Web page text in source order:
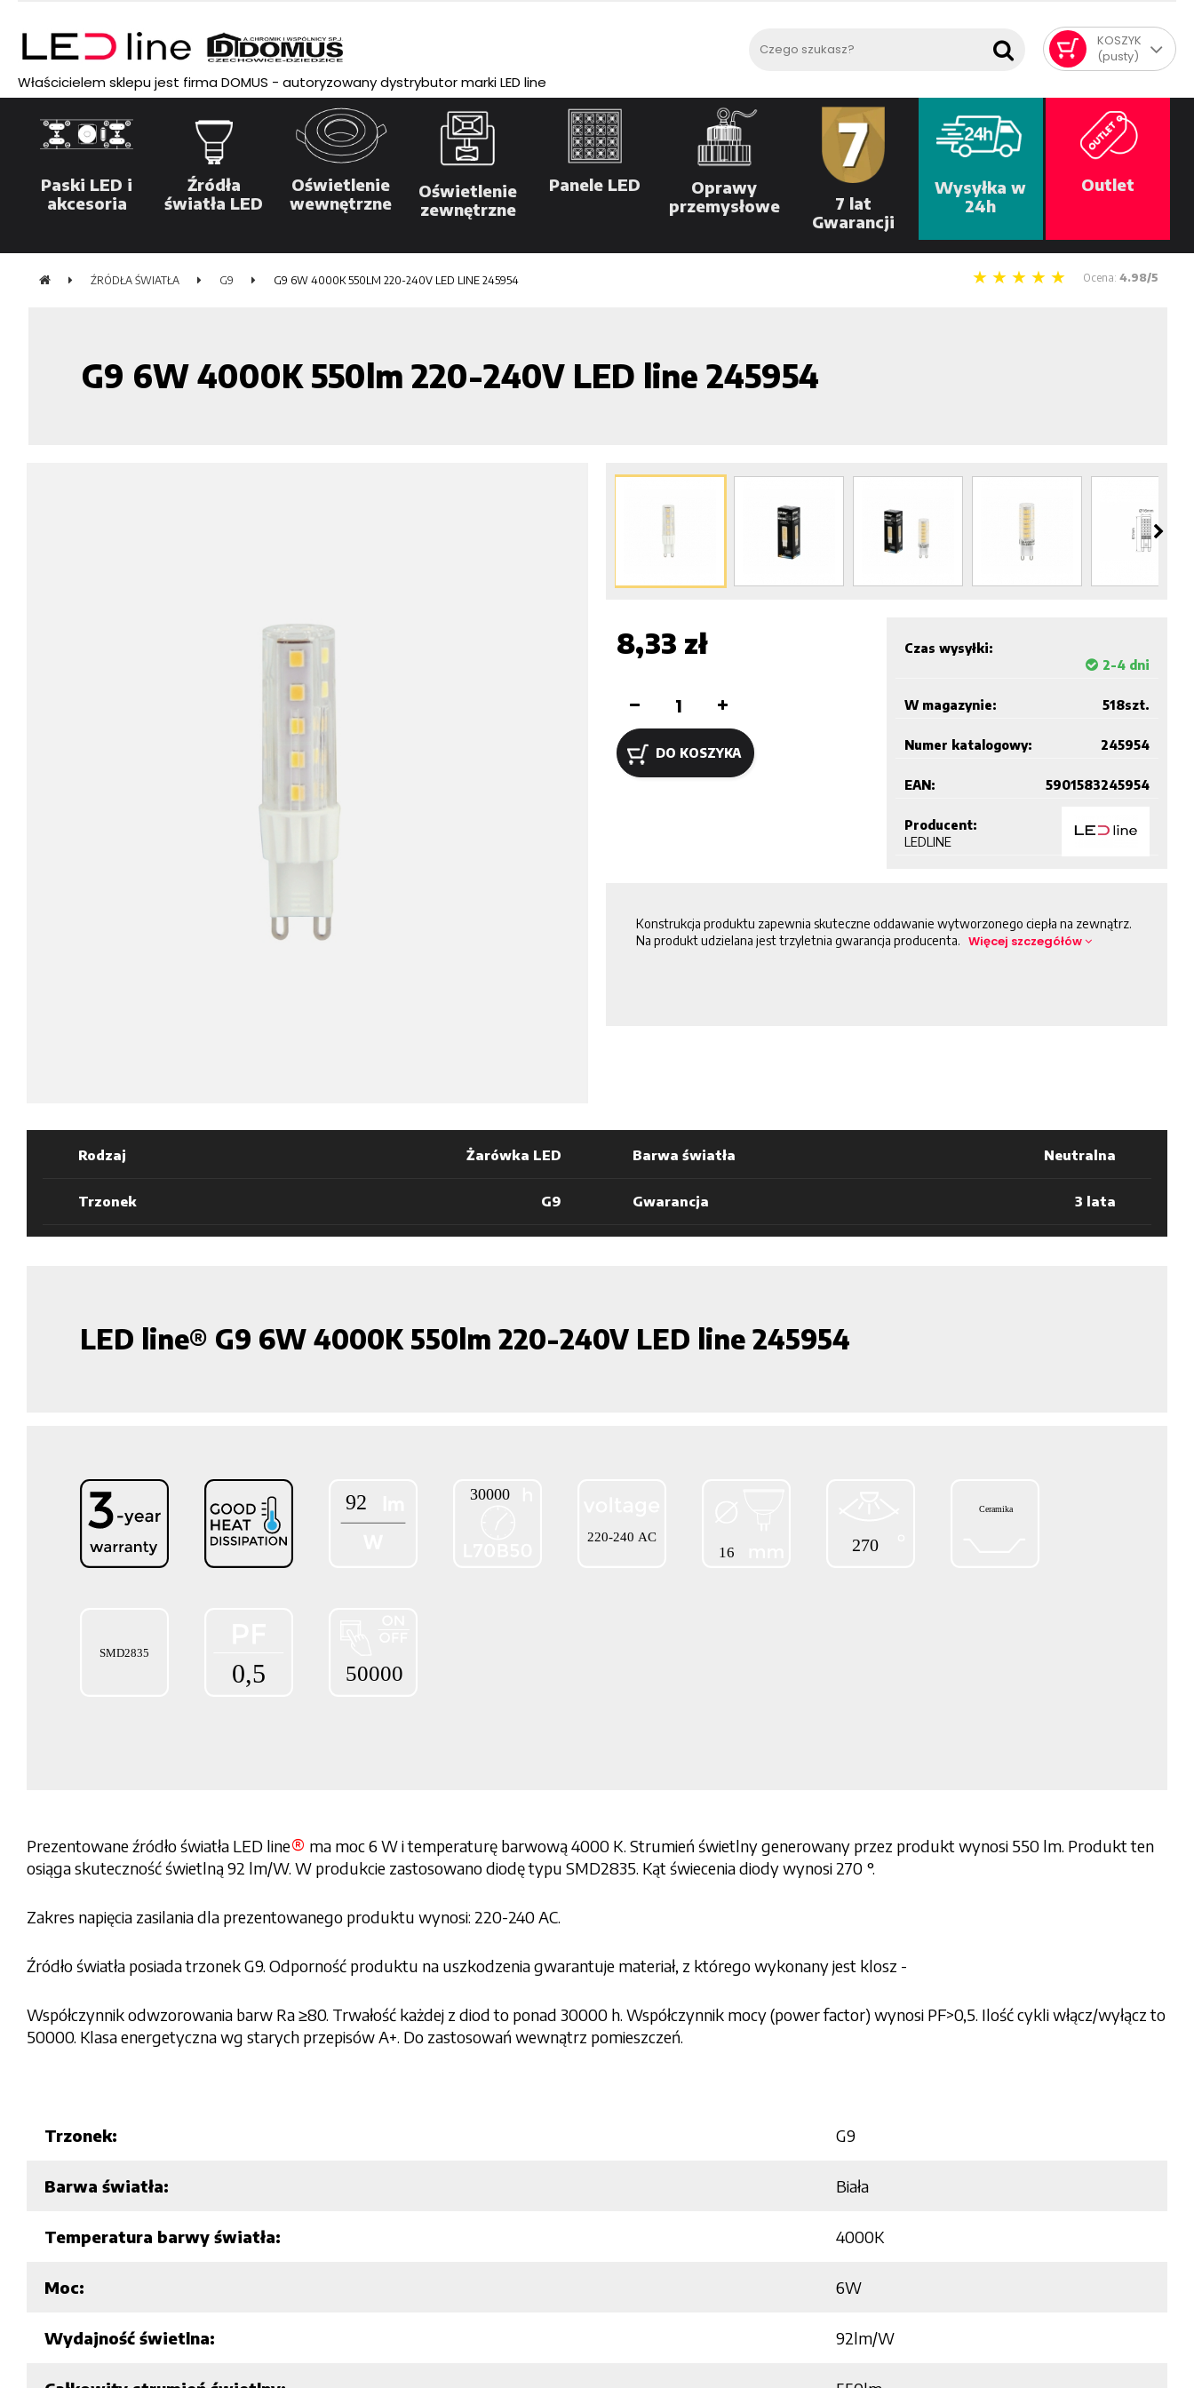
KOSZYK
(pusty)
Właścicielem sklepu jest firma DOMUS - autoryzowany dystrybutor marki LED line
Paski LED i
akcesoria
Źródła
światła LED
Oświetlenie
wewnętrzne
Oświetlenie
zewnętrzne
Panele LED
Oprawy
przemysłowe
7 lat
Gwarancji
Wysyłka w
24h
Outlet
ŹRÓDŁA ŚWIATŁA G9 G9 6W 4000K 550LM 220-240V LED LINE 245954 Ocena: 4.98/5
G9 6W 4000K 550lm 220-240V LED line 245954
8,33 zł
DO KOSZYKA
Czas wysyłki:
2-4 dni
W magazynie: szt.
518
Numer katalogowy: 245954
EAN: 5901583245954
Producent:
LEDLINE
Konstrukcja produktu zapewnia skuteczne oddawanie wytworzonego ciepła na zewnątrz.
Na produkt udzielana jest trzyletnia gwarancja producenta. Więcej szczegółów
Rodzaj Żarówka LED Barwa światła Neutralna
Trzonek G9 Gwarancja 3 lata
LED line® G9 6W 4000K 550lm 220-240V LED line 245954
Prezentowane źródło światła LED line® ma moc 6 W i temperaturę barwową 4000 K. Strumień świetlny generowany przez produkt wynosi 550 lm. Produkt ten
osiąga skuteczność świetlną 92 lm/W. W produkcie zastosowano diodę typu SMD2835. Kąt świecenia diody wynosi 270 °.
Zakres napięcia zasilania dla prezentowanego produktu wynosi: 220-240 AC.
Źródło światła posiada trzonek G9. Odporność produktu na uszkodzenia gwarantuje materiał, z którego wykonany jest klosz -
Współczynnik odwzorowania barw Ra ≥80. Trwałość każdej z diod to ponad 30000 h. Współczynnik mocy (power factor) wynosi PF>0,5. Ilość cykli włącz/wyłącz to
50000. Klasa energetyczna wg starych przepisów A+. Do zastosowań wewnątrz pomieszczeń.
Trzonek: G9
Barwa światła: Biała
Temperatura barwy światła: 4000K
Moc: 6W
Wydajność świetlna: 92lm/W